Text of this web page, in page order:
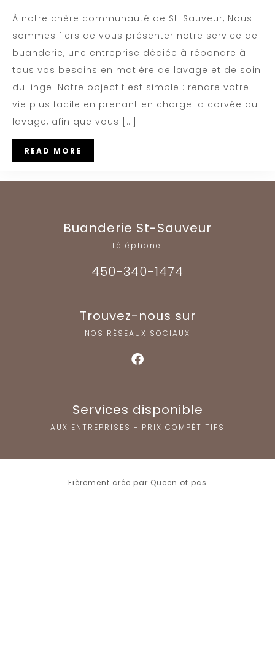
À notre chère communauté de St-Sauveur, Nous
sommes fiers de vous présenter notre service de
buanderie, une entreprise dédiée à répondre à
tous vos besoins en matière de lavage et de soin
du linge. Notre objectif est simple : rendre votre
vie plus facile en prenant en charge la corvée du
lavage, afin que vous […]
READ MORE
Buanderie St-Sauveur
Téléphone:
450-340-1474
Trouvez-nous sur
NOS RÉSEAUX SOCIAUX
Services disponible
AUX ENTREPRISES - PRIX COMPÉTITIFS
Fièrement crée par Queen of pcs